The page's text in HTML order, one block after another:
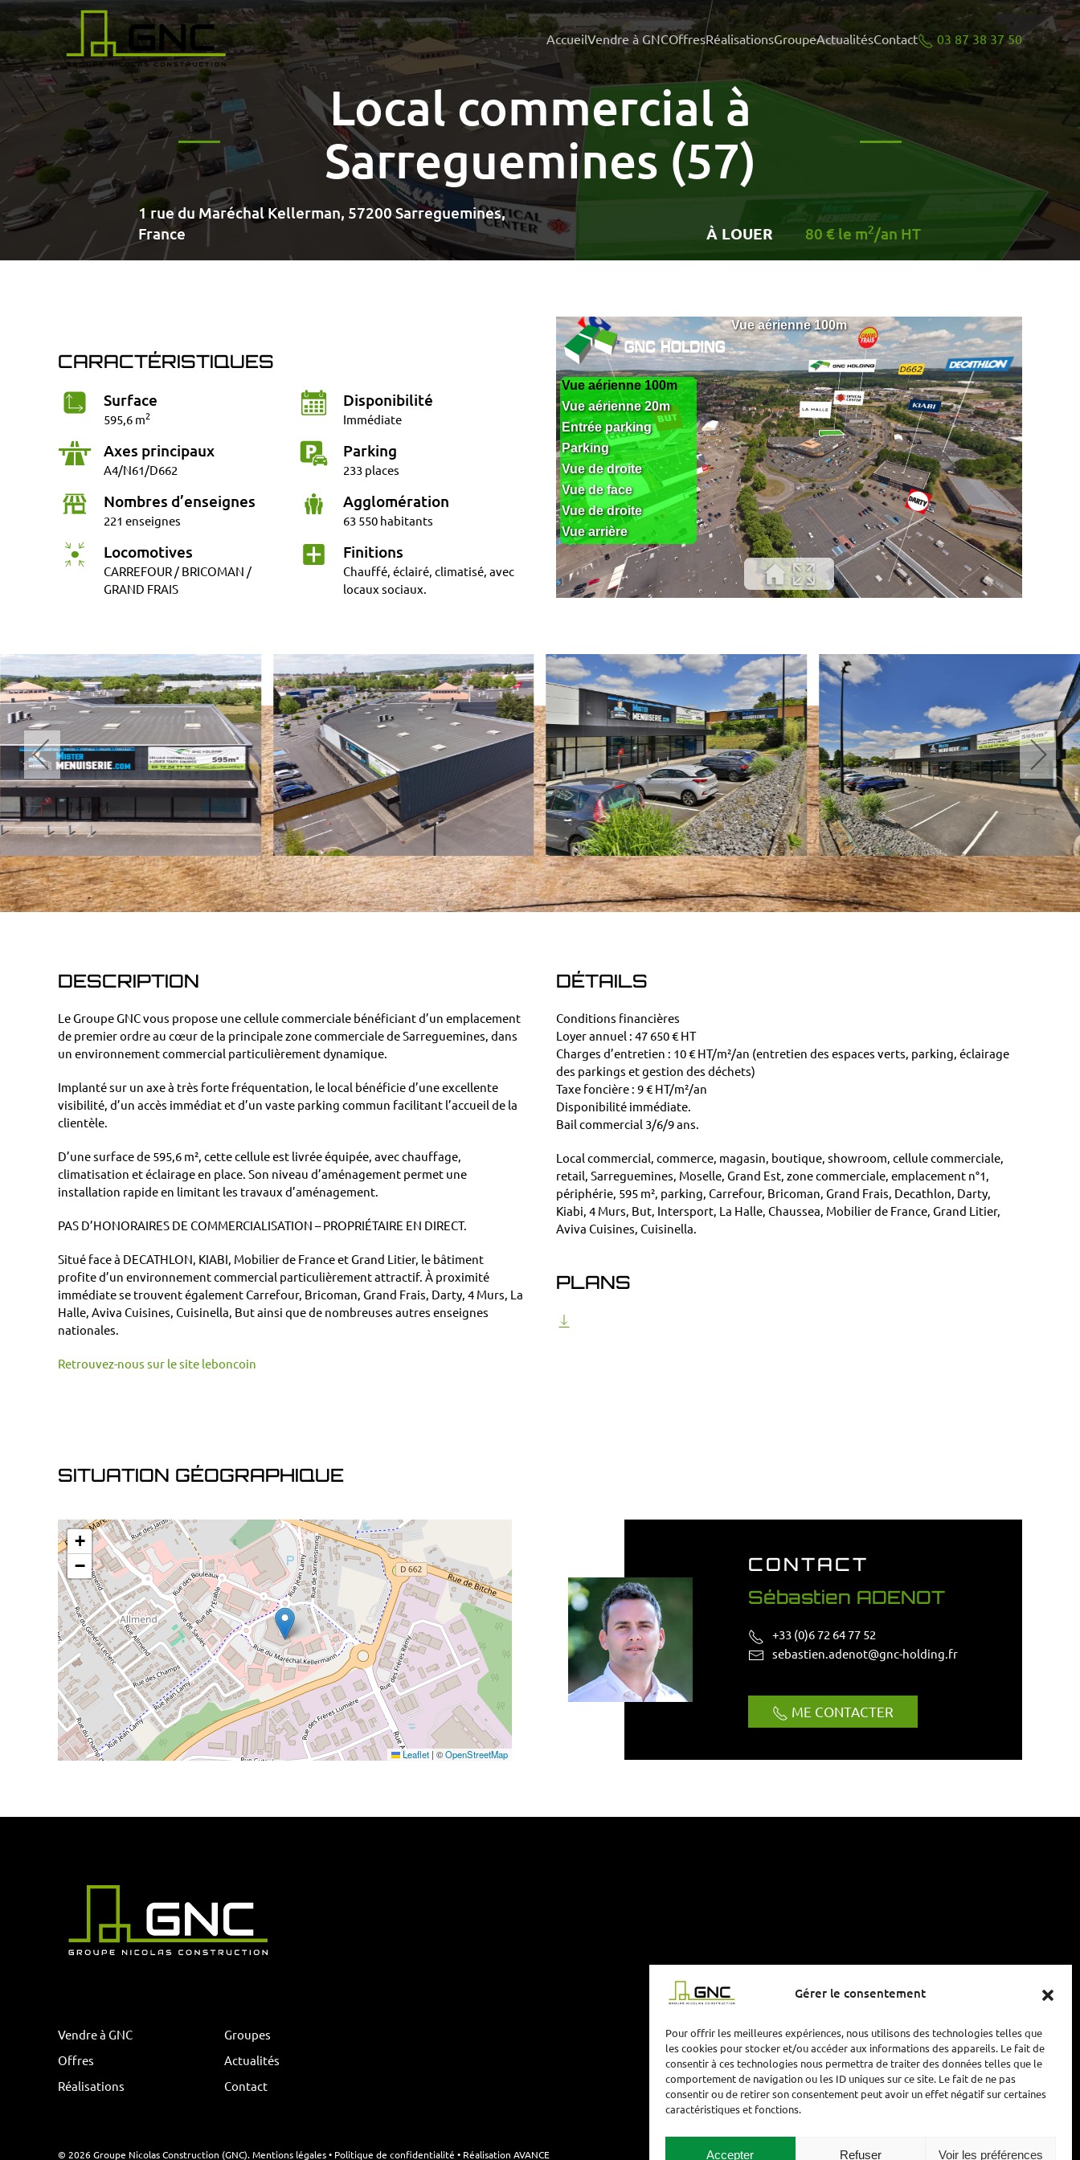
Gérer le consentement
Pour offrir les meilleures expériences, nous utilisons des technologies telles que
les cookies pour stocker et/ou accéder aux informations des appareils. Le fait de
consentir à ces technologies nous permettra de traiter des données telles que le
comportement de navigation ou les ID uniques sur ce site. Le fait de ne pas
consentir ou de retirer son consentement peut avoir un effet négatif sur certaines
caractéristiques et fonctions.
Accepter Refuser Voir les préférences
Passer au contenu principal AccueilVendre à GNCOffresRéalisationsGroupeActualitésContact 03 87 38 37 50
Local commercial à
Sarreguemines (57)
1 rue du Maréchal Kellerman, 57200 Sarreguemines,
France
À LOUER 80 € le m2/an HT
CARACTÉRISTIQUES
Surface
595,6 m2
Disponibilité
Immédiate
Axes principaux
A4/N61/D662
Parking
233 places
Nombres d’enseignes
221 enseignes
Agglomération
63 550 habitants
Locomotives
CARREFOUR / BRICOMAN /
GRAND FRAIS
Finitions
Chauffé, éclairé, climatisé, avec
locaux sociaux.
DESCRIPTION
Le Groupe GNC vous propose une cellule commerciale bénéficiant d’un emplacement
de premier ordre au cœur de la principale zone commerciale de Sarreguemines, dans
un environnement commercial particulièrement dynamique.
Implanté sur un axe à très forte fréquentation, le local bénéficie d’une excellente
visibilité, d’un accès immédiat et d’un vaste parking commun facilitant l’accueil de la
clientèle.
D’une surface de 595,6 m², cette cellule est livrée équipée, avec chauffage,
climatisation et éclairage en place. Son niveau d’aménagement permet une
installation rapide en limitant les travaux d’aménagement.
PAS D’HONORAIRES DE COMMERCIALISATION – PROPRIÉTAIRE EN DIRECT.
Situé face à DECATHLON, KIABI, Mobilier de France et Grand Litier, le bâtiment
profite d’un environnement commercial particulièrement attractif. À proximité
immédiate se trouvent également Carrefour, Bricoman, Grand Frais, Darty, 4 Murs, La
Halle, Aviva Cuisines, Cuisinella, But ainsi que de nombreuses autres enseignes
nationales.
Retrouvez-nous sur le site leboncoin
DÉTAILS
Conditions financières
Loyer annuel : 47 650 € HT
Charges d’entretien : 10 € HT/m²/an (entretien des espaces verts, parking, éclairage
des parkings et gestion des déchets)
Taxe foncière : 9 € HT/m²/an
Disponibilité immédiate.
Bail commercial 3/6/9 ans.
Local commercial, commerce, magasin, boutique, showroom, cellule commerciale,
retail, Sarreguemines, Moselle, Grand Est, zone commerciale, emplacement n°1,
périphérie, 595 m², parking, Carrefour, Bricoman, Grand Frais, Decathlon, Darty,
Kiabi, 4 Murs, But, Intersport, La Halle, Chaussea, Mobilier de France, Grand Litier,
Aviva Cuisines, Cuisinella.
PLANS
SITUATION GÉOGRAPHIQUE
+
−
Leaflet | ©OpenStreetMap
CONTACT
Sébastien ADENOT
+33 (0)6 72 64 77 52
sebastien.adenot@gnc-holding.fr
ME CONTACTER
Vendre à GNC
Offres
Réalisations
Groupes
Actualités
Contact
Groupe Nicolas Construction (GNC)
ACTISUD DUNIL – CS 80036
57131 Jouy-aux-Arches Cedex
03 87 38 37 50
© 2026Groupe Nicolas Construction (GNC).Mentions légales• Politique de confidentialité • Réalisation AVANCE